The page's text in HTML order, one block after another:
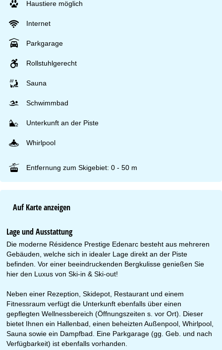
Haustiere möglich
Internet
Parkgarage
Rollstuhlgerecht
Sauna
Schwimmbad
Unterkunft an der Piste
Whirlpool
Entfernung zum Skigebiet: 0 - 50 m
Auf Karte anzeigen
Lage und Ausstattung
Die moderne Résidence Prestige Edenarc besteht aus mehreren
Gebäuden, welche sich in idealer Lage direkt an der Piste
befinden. Vor einer beeindruckenden Bergkulisse genießen Sie
hier den Luxus von Ski-in & Ski-out!
Neben einer Rezeption, Skidepot, Restaurant und einem
Fitnessraum verfügt die Unterkunft ebenfalls über einen
gepflegten Wellnessbereich (Öffnungszeiten s. vor Ort). Dieser
bietet Ihnen ein Hallenbad, einen beheizten Außenpool, Whirlpool,
Sauna sowie ein Dampfbad. Eine Parkgarage (gg. Geb. und nach
Verfügbarkeit) ist ebenfalls vorhanden.